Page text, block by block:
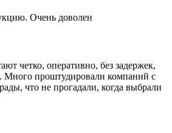
Очень доволен
четко, оперативно, без задержек,
Много проштудировали компаний с
что не прогадали, когда выбрали